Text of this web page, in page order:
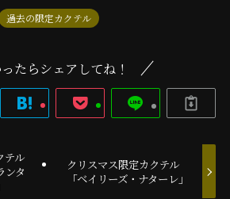
過去の限定カクテル
たらシェアしてね！
テル
ンタ
クリスマス限定カクテル
「ベイリーズ・ナターレ」